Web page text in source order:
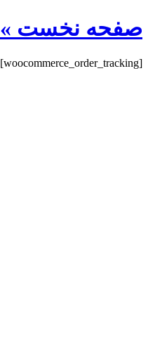
صفحه نخست »
[woocommerce_order_tracking]